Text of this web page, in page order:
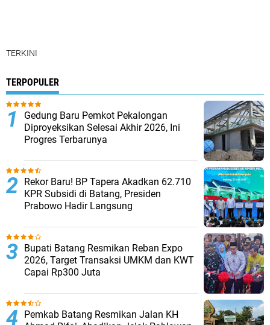
TERKINI
TERPOPULER
Gedung Baru Pemkot Pekalongan
Diproyeksikan Selesai Akhir 2026, Ini
Progres Terbarunya
Rekor Baru! BP Tapera Akadkan 62.710
KPR Subsidi di Batang, Presiden
Prabowo Hadir Langsung
Bupati Batang Resmikan Reban Expo
2026, Target Transaksi UMKM dan KWT
Capai Rp300 Juta
Pemkab Batang Resmikan Jalan KH